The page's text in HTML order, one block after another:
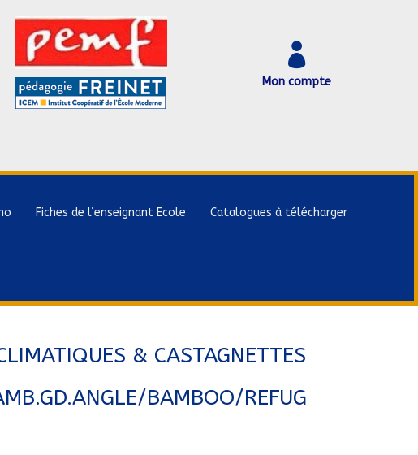

Mon compte
Fiches de l’enseignant Ecole Catalogues à télécharger
& CASTAGNETTES
BAMBOO/REFUG